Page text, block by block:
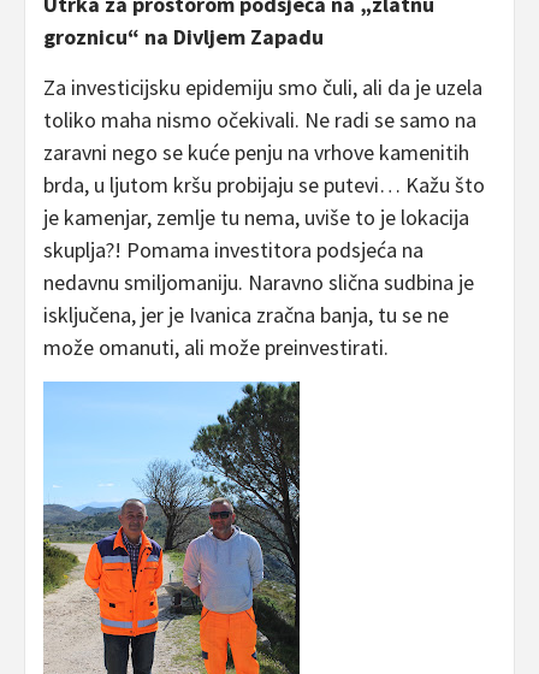
groznicu“ na Divljem Zapadu
Za investicijsku epidemiju smo čuli, ali da je uzela
toliko maha nismo očekivali. Ne radi se samo na
zaravni nego se kuće penju na vrhove kamenitih
brda, u ljutom kršu probijaju se putevi… Kažu što
je kamenjar, zemlje tu nema, uviše to je lokacija
skuplja?! Pomama investitora podsjeća na
nedavnu smiljomaniju. Naravno slična sudbina je
isključena, jer je Ivanica zračna banja, tu se ne
može omanuti, ali može preinvestirati.